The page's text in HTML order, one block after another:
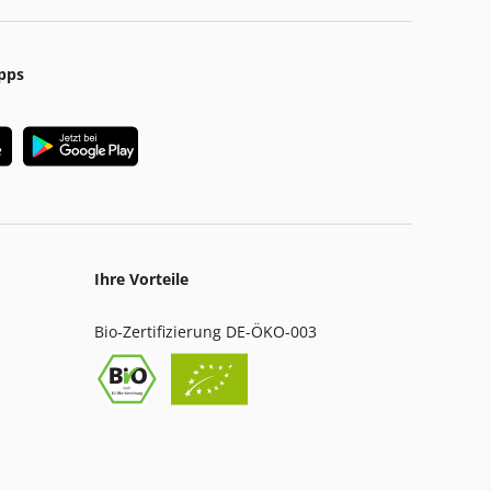
Ihre Vorteile
Bio-Zertifizierung DE-ÖKO-003